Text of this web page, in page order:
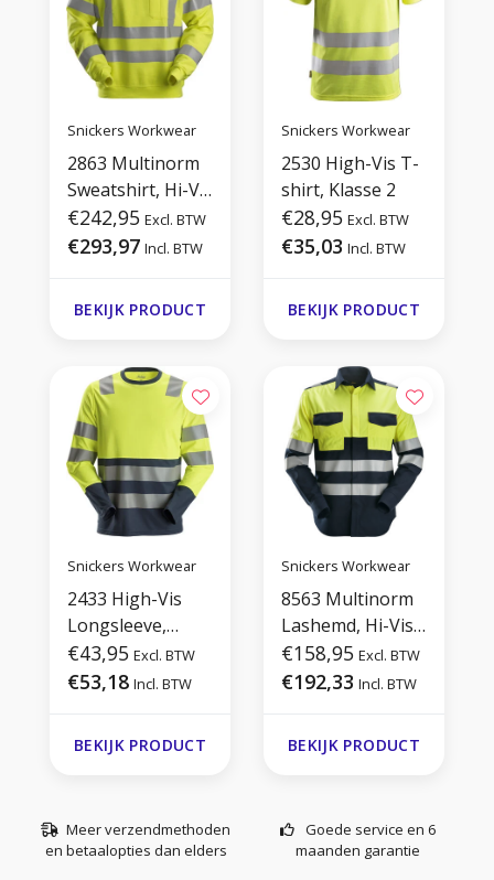
Snickers Workwear
2863 Multinorm
Sweatshirt, Hi-Vis
3
€242,95 Excl. BTW
€293,97 Incl. BTW
BEKIJK PRODUCT
Snickers Workwear
2530 High-Vis T-
shirt, Klasse 2
€28,95 Excl. BTW
€35,03 Incl. BTW
BEKIJK PRODUCT
Snickers Workwear
2433 High-Vis
Longsleeve,
Klasse 2
€43,95 Excl. BTW
€53,18 Incl. BTW
BEKIJK PRODUCT
Snickers Workwear
8563 Multinorm
Lashemd, Hi-Vis
1
€158,95 Excl. BTW
€192,33 Incl. BTW
BEKIJK PRODUCT
Meer verzendmethoden
en betaalopties dan elders
Goede service en 6
maanden garantie